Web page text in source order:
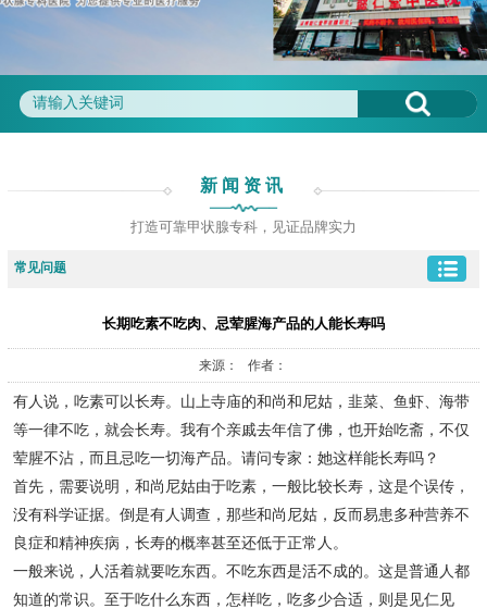
新闻资讯
打造可靠甲状腺专科，见证品牌实力
常见问题
长期吃素不吃肉、忌荤腥海产品的人能长寿吗
来源： 作者：
有人说，吃素可以长寿。山上寺庙的和尚和尼姑，韭菜、鱼虾、海带
等一律不吃，就会长寿。我有个亲戚去年信了佛，也开始吃斋，不仅
荤腥不沾，而且忌吃一切海产品。请问专家：她这样能长寿吗？
首先，需要说明，和尚尼姑由于吃素，一般比较长寿，这是个误传，
没有科学证据。倒是有人调查，那些和尚尼姑，反而易患多种营养不
良症和精神疾病，长寿的概率甚至还低于正常人。
一般来说，人活着就要吃东西。不吃东西是活不成的。这是普通人都
知道的常识。至于吃什么东西，怎样吃，吃多少合适，则是见仁见